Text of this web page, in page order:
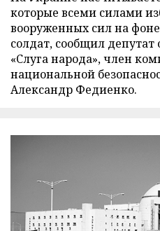
которые всеми силами
вооруженных сил на
солдат, сообщил
«Слуга народа», член
национальной
Александр Федиенко.